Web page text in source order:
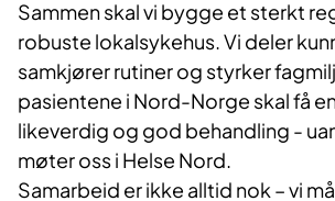
Sammen skal vi bygge et sterkt
robuste lokalsykehus. Vi deler
samkjører rutiner og styrker
pasientene i Nord-Norge skal få
likeverdig og god behandling -
møter oss i Helse Nord.
Samarbeid er ikke alltid nok – vi